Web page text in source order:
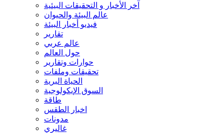
آخر الأخبار و التحقيقات البيئية
عالم البيئة والحيوان
فيديو أخبار البيئة
تقارير
عالم عربي
حول العالم
حوارات وتقارير
تحقيقات وملفات
الحياة البرية
السوق الإيكولوجية
طاقة
اخبار الطقس
مدونات
غاليري